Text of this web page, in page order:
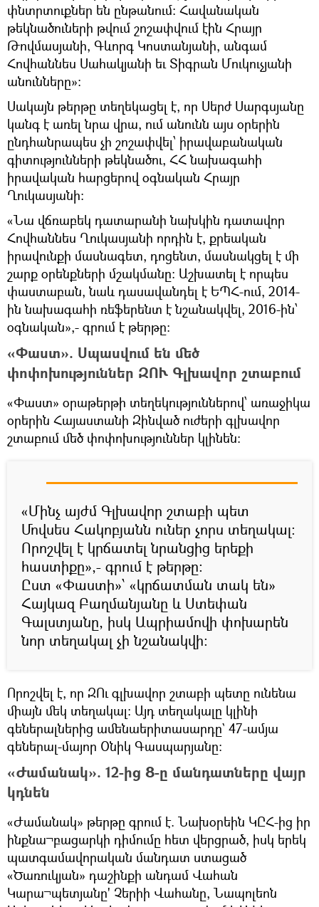
փնտրտուքներ են ընթանում: Հավանական
թեկնածուների թվում շոշափվում էին Հրայր
Թովմասյանի, Գևորգ Կոստանյանի, անգամ
Հովհաննես Սահակյանի եւ Տիգրան Մուկուչյանի
անունները»:
Սակայն թերթը տեղեկացել է, որ Սերժ Սարգսյանը
կանգ է առել նրա վրա, ում անունն այս օրերին
ընդհանրապես չի շոշափվել՝ իրավաբանական
գիտությունների թեկնածու, ՀՀ նախագահի
իրավական հարցերով օգնական Հրայր
Ղուկասյանի:
«Նա վճռաբեկ դատարանի նախկին դատավոր
Հովհաննես Ղուկասյանի որդին է, քրեական
իրավունքի մասնագետ, դոցենտ, մասնակցել է մի
շարք օրենքների մշակմանը: Աշխատել է որպես
փաստաբան, նաև դասավանդել է ԵՊՀ-ում, 2014-
ին նախագահի ռեֆերենտ է նշանակվել, 2016-ին՝
օգնական»,- գրում է թերթը:
«Փաստ». Սպասվում են մեծ
փոփոխություններ ԶՈՒ Գլխավոր շտաբում
«Փաստ» օրաթերթի տեղեկություններով՝ առաջիկա
օրերին Հայաստանի Զինված ուժերի գլխավոր
շտաբում մեծ փոփոխություններ կլինեն:
«Մինչ այժմ Գլխավոր շտաբի պետ
Մովսես Հակոբյանն ուներ չորս տեղակալ:
Որոշվել է կրճատել նրանցից երեքի
հաստիքը»,- գրում է թերթը:
Ըստ «Փաստի»՝ «կրճատման տակ են»
Հայկազ Բաղմանյանը և Ստեփան
Գալստյանը, իսկ Ապրիամովի փոխարեն
նոր տեղակալ չի նշանակվի:
Որոշվել է, որ ԶՈւ գլխավոր շտաբի պետը ունենա
միայն մեկ տեղակալ: Այդ տեղակալը կլինի
գեներալներից ամենաերիտասարդը` 47-ամյա
գեներալ-մայոր Օնիկ Գասպարյանը:
«Ժամանակ». 12-ից 8-ը մանդատները վայր
կդնեն
«Ժամանակ» թերթը գրում է. Նախօրեին ԿԸՀ-ից իր
ինքնա¬բացարկի դիմումը հետ վերցրած, իսկ երեկ
պատգամավորական մանդատ ստացած
«Ծառուկյան» դաշինքի անդամ Վահան
Կարա¬պետյանը' Չերիի Վահանը, Նապոլեոն